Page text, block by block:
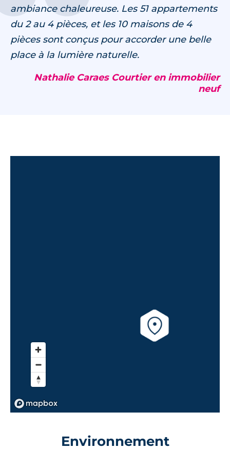
ambiance chaleureuse. Les 51 appartements
du 2 au 4 pièces, et les 10 maisons de 4
pièces sont conçus pour accorder une belle
place à la lumière naturelle.
Nathalie Caraes Courtier en immobilier
neuf
Environnement